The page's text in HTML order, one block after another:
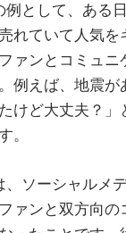
として、ある
れていて人気を
ァンとコミュニ
例えば、地震が
けど大丈夫？」
。
、ソーシャルメ
ァンと双方向の